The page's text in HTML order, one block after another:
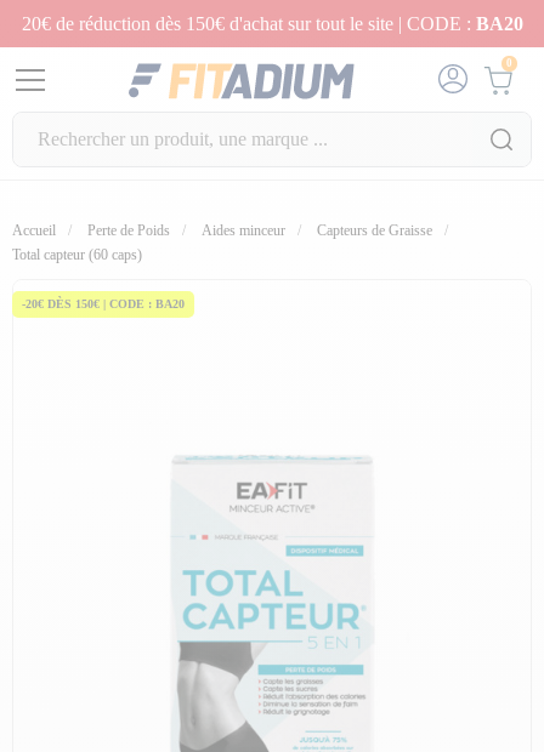
20€ de réduction dès 150€ d'achat sur tout le site | CODE : BA20
0
Accueil Perte de Poids Aides minceur
Capteurs de Graisse
Total capteur (60 caps)
-20€ DÈS 150€ | CODE : BA20